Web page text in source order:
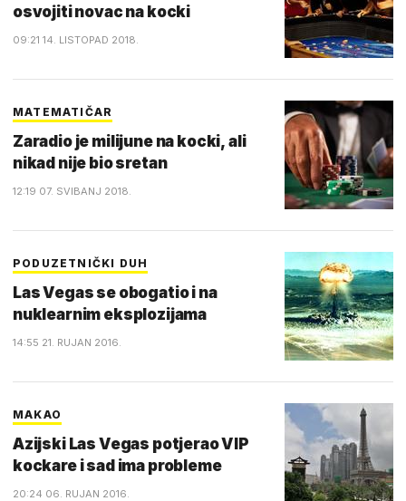
osvojiti novac na kocki
09:21 14. LISTOPAD 2018.
MATEMATIČAR
Zaradio je milijune na kocki, ali
nikad nije bio sretan
12:19 07. SVIBANJ 2018.
PODUZETNIČKI DUH
Las Vegas se obogatio i na
nuklearnim eksplozijama
14:55 21. RUJAN 2016.
MAKAO
Azijski Las Vegas potjerao VIP
kockare i sad ima probleme
20:24 06. RUJAN 2016.